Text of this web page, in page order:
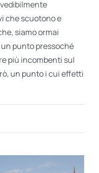
che scuotono e
siamo ormai
punto pressoché
più incombenti sul
un punto i cui effetti